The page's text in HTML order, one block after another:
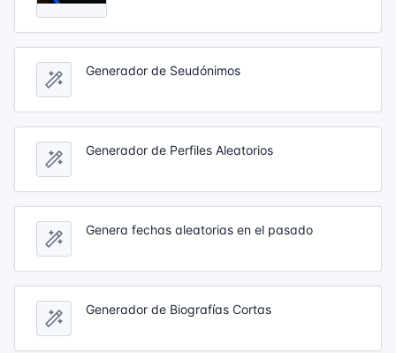
Generador de Seudónimos
Generador de Perfiles Aleatorios
Genera fechas aleatorias en el pasado
Generador de Biografías Cortas